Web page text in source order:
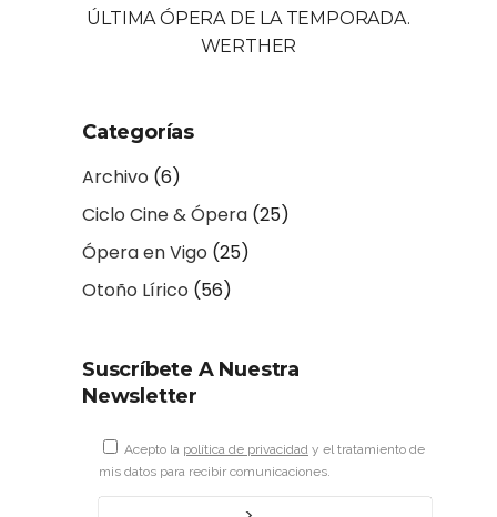
ÚLTIMA ÓPERA DE LA TEMPORADA.
WERTHER
Categorías
Archivo (6)
Ciclo Cine & Ópera (25)
Ópera en Vigo (25)
Otoño Lírico (56)
Suscríbete A Nuestra
Newsletter
Acepto la política de privacidad y el tratamiento de
mis datos para recibir comunicaciones.